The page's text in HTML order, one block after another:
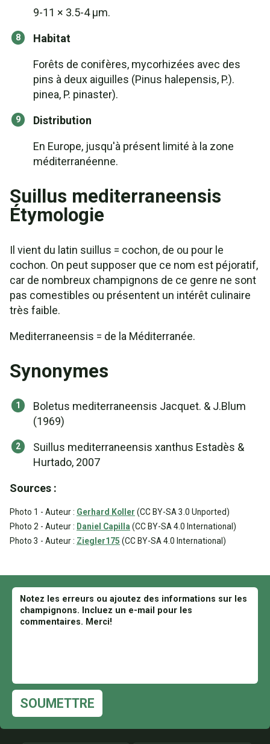
9-11 × 3.5-4 μm.
Habitat
Forêts de conifères, mycorhizées avec des
pins à deux aiguilles (Pinus halepensis, P.).
pinea, P. pinaster).
Distribution
En Europe, jusqu'à présent limité à la zone
méditerranéenne.
Suillus mediterraneensis
Étymologie
Il vient du latin suillus = cochon, de ou pour le
cochon. On peut supposer que ce nom est péjoratif,
car de nombreux champignons de ce genre ne sont
pas comestibles ou présentent un intérêt culinaire
très faible.
Mediterraneensis = de la Méditerranée.
Synonymes
Boletus mediterraneensis Jacquet. & J.Blum
(1969)
Suillus mediterraneensis xanthus Estadès &
Hurtado, 2007
Sources :
Photo 1 - Auteur : Gerhard Koller (CC BY-SA 3.0 Unported)
Photo 2 - Auteur : Daniel Capilla (CC BY-SA 4.0 International)
Photo 3 - Auteur : Ziegler175 (CC BY-SA 4.0 International)
SOUMETTRE